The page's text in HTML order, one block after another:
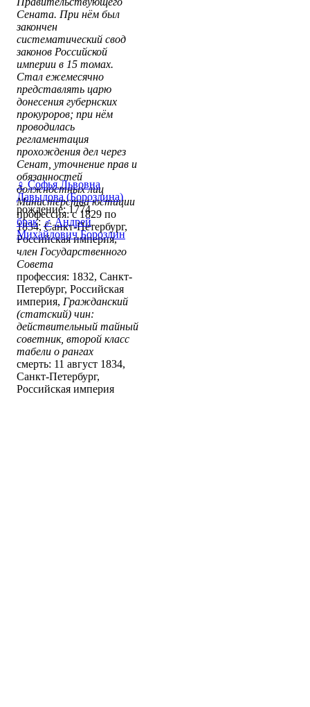
Сената. При нём был
закончен
систематический свод
законов Российской
империи в 15 томах.
Стал ежемесячно
представлять царю
донесения губернских
прокуроров; при нём
проводилась
регламентация
прохождения дел через
Сенат, уточнение прав и
обязанностей
должностных лиц
Министерства юстиции
профессия: с 1829 по
1834, Санкт-Петербург,
Российская империя,
член Государственного
Совета
профессия: 1832, Санкт-
Петербург, Российская
империя, Гражданский
(статский) чин:
действительный тайный
советник, второй класс
табели о рангах
смерть: 11 август 1834,
Санкт-Петербург,
Российская империя
♀ Софья Львовна
Давыдова (Бороздина)
рождение: 1774
брак:♂ Андрей
Михайлович Бороздин